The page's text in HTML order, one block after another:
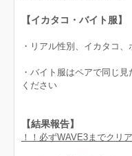
【イカタコ・バイト服】
・リアル性別、イカタコ
・バイト服はペアで同じ
ください
【結果報告】
！！必ずWAVE3までクリ